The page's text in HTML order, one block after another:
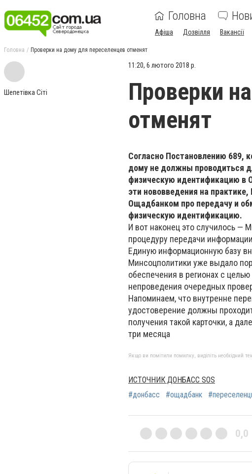
Головна
Афіша Дозвілля Вакансії
Головна Проверки на дому для переселенцев отменят
Шепетівка Сіті
11:20, 6 лютого 2018 р.
Проверки
отменят
Согласно Постановлению 689,
дому не должны проводиться
физическую идентификацию в
эти нововведения на
Ощадбанком про передачу и
физическую идентификацию.
И вот наконец это случилось —
процедуру передачи
Единую информационную базу
Минсоцполитики уже выдало
обеспечения в регионах с
непроведения очередных
Напоминаем, что внутренне
удостоверение должны
получения такой карточки, а
три месяца
Якщо ви помітили помилку, виділіть необхідний
ИСТОЧНИК ДОНБАСС SOS
#донбасс
#ощадбанк
0,0